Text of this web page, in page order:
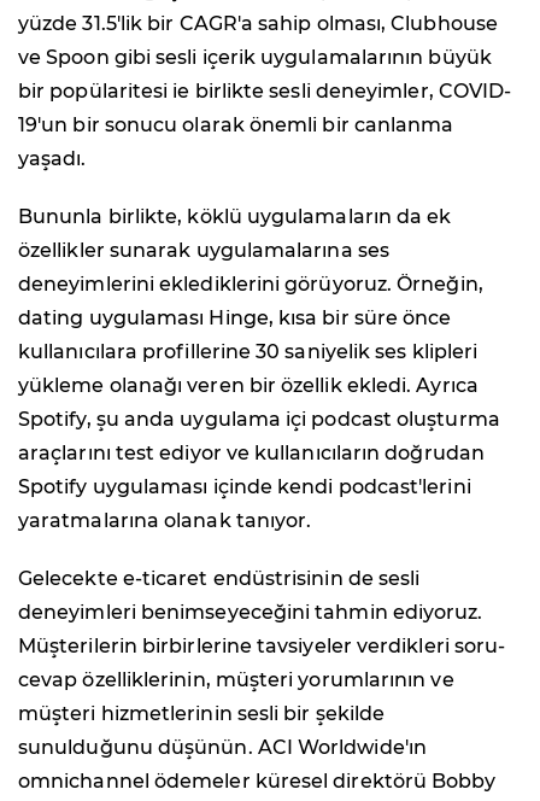
yüzde 31.5'lik bir CAGR'a sahip olması, Clubhouse
ve Spoon gibi sesli içerik uygulamalarının büyük
bir popülaritesi ie birlikte sesli deneyimler, COVID-
19'un bir sonucu olarak önemli bir canlanma
yaşadı.
Bununla birlikte, köklü uygulamaların da ek
özellikler sunarak uygulamalarına ses
deneyimlerini eklediklerini görüyoruz. Örneğin,
dating uygulaması Hinge, kısa bir süre önce
kullanıcılara profillerine 30 saniyelik ses klipleri
yükleme olanağı veren bir özellik ekledi. Ayrıca
Spotify, şu anda uygulama içi podcast oluşturma
araçlarını test ediyor ve kullanıcıların doğrudan
Spotify uygulaması içinde kendi podcast'lerini
yaratmalarına olanak tanıyor.
Gelecekte e-ticaret endüstrisinin de sesli
deneyimleri benimseyeceğini tahmin ediyoruz.
Müşterilerin birbirlerine tavsiyeler verdikleri soru-
cevap özelliklerinin, müşteri yorumlarının ve
müşteri hizmetlerinin sesli bir şekilde
sunulduğunu düşünün. ACI Worldwide'ın
omnichannel ödemeler küresel direktörü Bobby